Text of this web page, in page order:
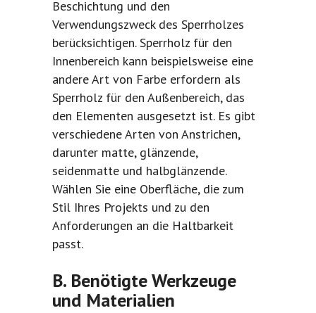
Beschichtung und den
Verwendungszweck des Sperrholzes
berücksichtigen. Sperrholz für den
Innenbereich kann beispielsweise eine
andere Art von Farbe erfordern als
Sperrholz für den Außenbereich, das
den Elementen ausgesetzt ist. Es gibt
verschiedene Arten von Anstrichen,
darunter matte, glänzende,
seidenmatte und halbglänzende.
Wählen Sie eine Oberfläche, die zum
Stil Ihres Projekts und zu den
Anforderungen an die Haltbarkeit
passt.
B. Benötigte Werkzeuge
und Materialien